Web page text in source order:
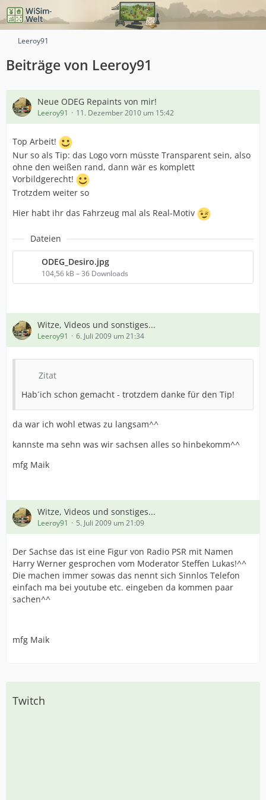
Leeroy91
Beiträge von Leeroy91
Neue ODEG Repaints von mir!
Leeroy91 11. Dezember 2010 um 15:42
Top Arbeit!
Nur so als Tip: das Logo vorn müsste Transparent sein, also
ohne den weißen rand, dann wär es komplett
Vorbildgerecht!
Trotzdem weiter so
Hier habt ihr das Fahrzeug mal als Real-Motiv
Dateien
ODEG_Desiro.jpg
104,56 kB – 36 Downloads
Witze, Videos und sonstiges...
Leeroy91 6. Juli 2009 um 21:34
Zitat
Hab´ich schon gemacht - trotzdem danke für den Tip!
da war ich wohl etwas zu langsam^^
kannste ma sehn was wir sachsen alles so hinbekomm^^
mfg Maik
Witze, Videos und sonstiges...
Leeroy91 5. Juli 2009 um 21:09
Der Sachse das ist eine Figur von Radio PSR mit Namen
Harry Werner gesprochen vom Moderator Steffen Lukas!^^
Die machen immer sowas das nennt sich Sinnlos Telefon
einfach ma bei youtube etc. eingeben da kommen paar
sachen^^
mfg Maik
Twitch